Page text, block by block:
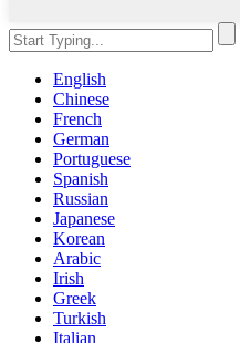
English
Chinese
French
German
Portuguese
Spanish
Russian
Japanese
Korean
Arabic
Irish
Greek
Turkish
Italian